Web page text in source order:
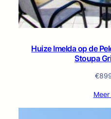
Huize Imelda op de
Stoupa
€